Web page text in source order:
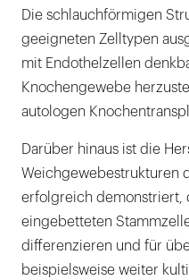
Die schlauchförmigen
geeigneten Zelltypen
mit Endothelzellen
Knochengewebe
autologen
Darüber hinaus ist die
Weichgewebestrukturen
erfolgreich demonstriert,
eingebetteten
differenzieren und für
beispielsweise weiter